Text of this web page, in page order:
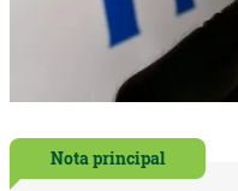
Nota principal